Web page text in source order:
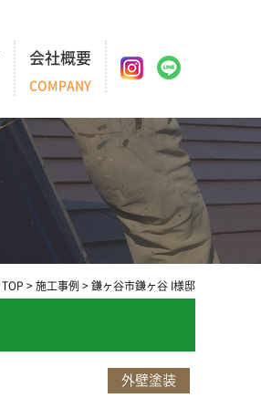
会社概要
COMPANY
TOP > 施工事例 > 鎌ヶ谷市鎌ヶ谷 I様邸
外壁塗装